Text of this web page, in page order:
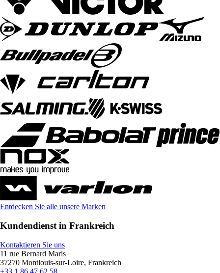
Entdecken Sie alle unsere Marken
Kundendienst in Frankreich
Kontaktieren Sie uns
11 rue Bernard Maris
37270 Montlouis-sur-Loire, Frankreich
+33 1 86 47 62 58